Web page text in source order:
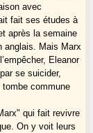
avec
fait ses études à
après la semaine
anglais. Mais Marx
Eleanor
se suicider,
tombe commune
qui fait revivre
On y voit leurs